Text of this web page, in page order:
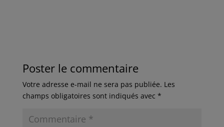
Poster le commentaire
Votre adresse e-mail ne sera pas publiée. Les
champs obligatoires sont indiqués avec *